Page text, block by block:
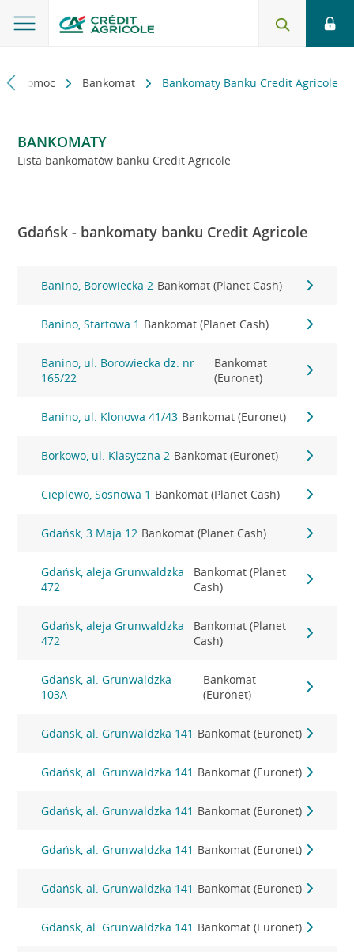
i pomoc Bankomat Bankomaty Banku Credit Agricole
BANKOMATY
Lista bankomatów banku Credit Agricole
Gdańsk - bankomaty banku Credit Agricole
Banino, Borowiecka 2 Bankomat (Planet Cash)
Banino, Startowa 1 Bankomat (Planet Cash)
Banino, ul. Borowiecka dz. nr
165/22
Bankomat
(Euronet)
Banino, ul. Klonowa 41/43 Bankomat (Euronet)
Borkowo, ul. Klasyczna 2 Bankomat (Euronet)
Cieplewo, Sosnowa 1 Bankomat (Planet Cash)
Gdańsk, 3 Maja 12 Bankomat (Planet Cash)
Gdańsk, aleja Grunwaldzka
472
Bankomat (Planet
Cash)
Gdańsk, aleja Grunwaldzka
472
Bankomat (Planet
Cash)
Gdańsk, al. Grunwaldzka
103A
Bankomat
(Euronet)
Gdańsk, al. Grunwaldzka 141 Bankomat (Euronet)
Gdańsk, al. Grunwaldzka 141 Bankomat (Euronet)
Gdańsk, al. Grunwaldzka 141 Bankomat (Euronet)
Gdańsk, al. Grunwaldzka 141 Bankomat (Euronet)
Gdańsk, al. Grunwaldzka 141 Bankomat (Euronet)
Gdańsk, al. Grunwaldzka 141 Bankomat (Euronet)